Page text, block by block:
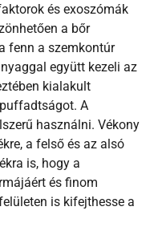
és exoszómák
a bőr
fenn a szemkontúr
együtt kezeli az
kialakult
A
használni. Vékony
a felső és az alsó
is, hogy a
és finom
is kifejthesse a